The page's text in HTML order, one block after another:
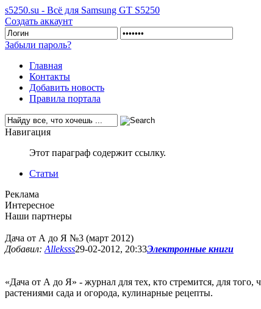
s5250.su - Всё для Samsung GT S5250
Создать аккаунт
Забыли пароль?
Главная
Контакты
Добавить новость
Правила портала
Навигация
Этот параграф содержит ссылку.
Статьи
Реклама
Интересное
Наши партнеры
Дача от А до Я №3 (март 2012)
Добавил: Alleksss29-02-2012, 20:33Электронные книги
«Дача от А до Я» - журнал для тех, кто стремится, для
растениями сада и огорода, кулинарные рецепты.